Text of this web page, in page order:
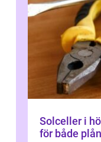
Solceller i höganäs
för både